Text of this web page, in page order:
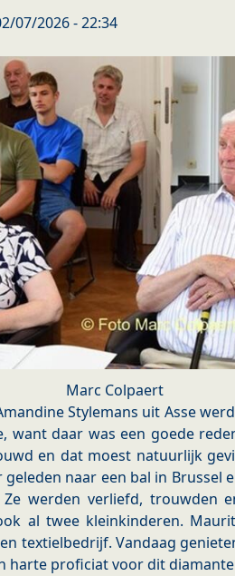
07/2026 - 22:34
Marc Colpaert
Stylemans uit Asse
want daar was een goede
en dat moest natuurlijk
naar een bal in Brussel
werden verliefd, trouwden
al twee kleinkinderen.
textielbedrijf. Vandaag
harte proficiat voor dit